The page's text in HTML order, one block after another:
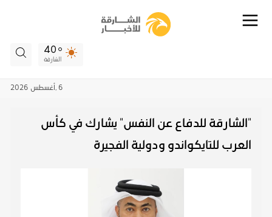
40
الشارقة
6 , أغسطس 2026
"الشارقة للدفاع عن النفس" يشارك في كأس
العرب للتايكواندو ودولية الفجيرة